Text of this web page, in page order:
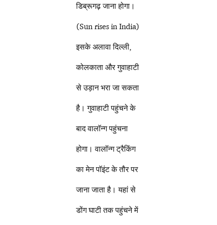
डिब्रूगढ़ जाना होगा।
(Sun rises in India)
इसके अलावा दिल्ली,
कोलकाता और गुवाहाटी
से उड़ान भरा जा सकता
है। गुवाहाटी पहुंचने के
बाद वालॉन्ग पहुंचना
होगा। वालॉन्ग ट्रैकिंग
का मेन पॉइंट के तौर पर
जाना जाता है। यहां से
डोंग घाटी तक पहुंचने में